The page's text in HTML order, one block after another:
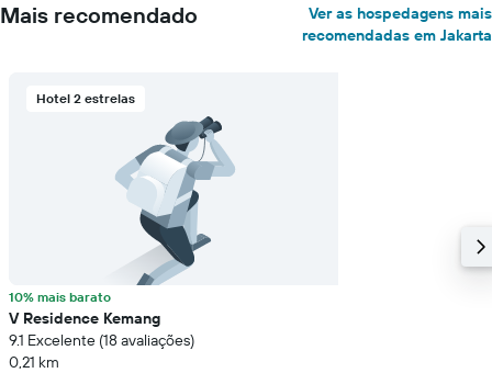
Mais recomendado
Ver as hospedagens mais
recomendadas em Jakarta
Hotel 2 estrelas
10% mais barato
V Residence Kemang
9.1 Excelente (18 avaliações)
0,21 km